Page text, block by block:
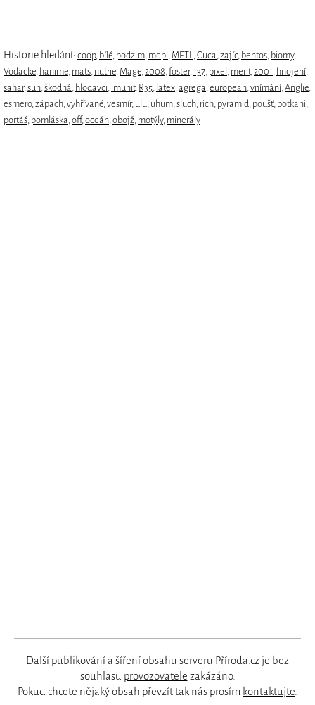
Historie hledání: coop, bílé, podzim, mdpi, METL,Cuca,zajíc, bentos, biomy,
Vodacke, hanime, mats, nutrie, Mage,2008,foster,137, pixel , merit,2001 , hnojení,
sahar,sun,škodná, hlodavci, imunit, R35, latex,agrega,european,vnímání,Anglie,
esmero,zápach,vyhřívané,vesmír, ulu, uhum,sluch, rich, pyramid, poušť, potkani,
portáš, pomláska,off,oceán,obojž, motýly, minerály
Další publikování a šíření obsahu serveru Příroda.cz je bez
souhlasu provozovatele zakázáno.
Pokud chcete nějaký obsah převzít tak nás prosím kontaktujte.